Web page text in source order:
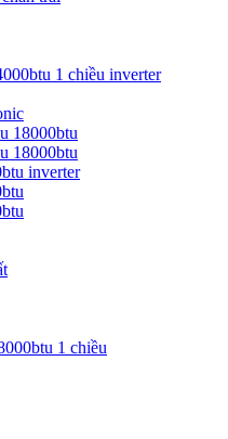
1 chiều inverter
18000btu
18000btu
inverter
1 chiều